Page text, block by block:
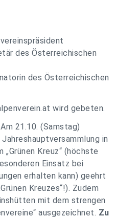
des Österreichischen
des Österreichischen
wird gebeten.
Am 21.10. (Samstag)
in
Kreuz“ (höchste
Einsatz bei
erhalten kann) geehrt
Kreuzes“!). Zudem
mit dem strengen
ausgezeichnet. Zu